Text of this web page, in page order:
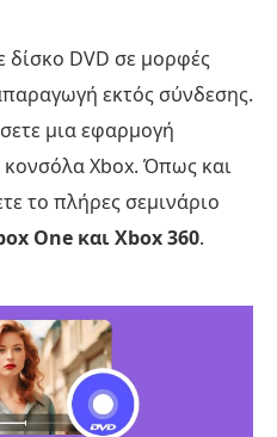
δίσκο DVD σε μορφές
εκτός σύνδεσης.
μια εφαρμογή
Xbox. Όπως και
το πλήρες σεμινάριο
One και Xbox 360.